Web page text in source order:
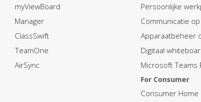
myViewBoard
Manager
ClassSwift
TeamOne
AirSync
Persoonlijke
Communicatie
Apparaatbeheer
Digitaal
Microsoft Teams
For Consumer
Consumer Home